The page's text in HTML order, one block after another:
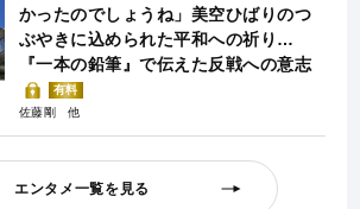
かったのでしょうね」美空ひばりのつ
ぶやきに込められた平和への祈り…
『一本の鉛筆』で伝えた反戦への意志
有料
佐藤剛
エンタメ一覧を見る